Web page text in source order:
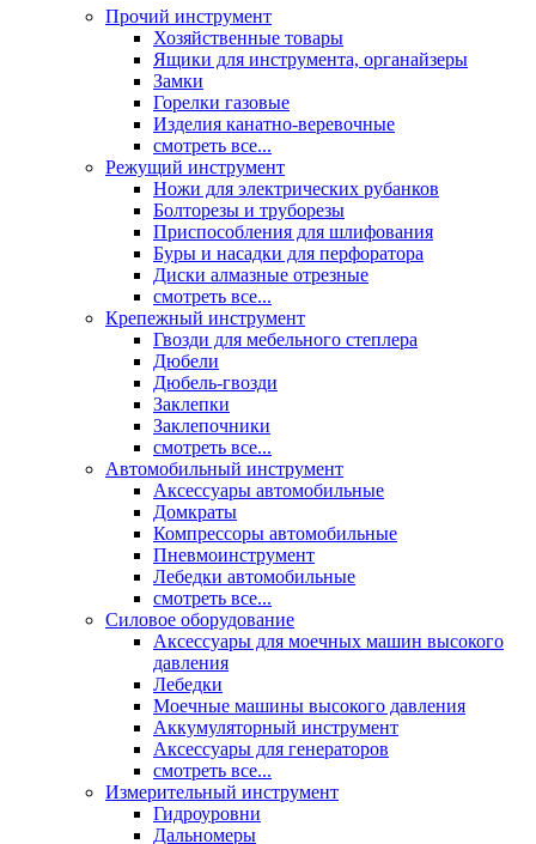
Прочий инструмент
Хозяйственные товары
Ящики для инструмента, органайзеры
Замки
Горелки газовые
Изделия канатно-веревочные
смотреть все...
Режущий инструмент
Ножи для электрических рубанков
Болторезы и труборезы
Приспособления для шлифования
Буры и насадки для перфоратора
Диски алмазные отрезные
смотреть все...
Крепежный инструмент
Гвозди для мебельного степлера
Дюбели
Дюбель-гвозди
Заклепки
Заклепочники
смотреть все...
Автомобильный инструмент
Аксессуары автомобильные
Домкраты
Компрессоры автомобильные
Пневмоинструмент
Лебедки автомобильные
смотреть все...
Силовое оборудование
Аксессуары для моечных машин высокого
давления
Лебедки
Моечные машины высокого давления
Аккумуляторный инструмент
Аксессуары для генераторов
смотреть все...
Измерительный инструмент
Гидроуровни
Дальномеры